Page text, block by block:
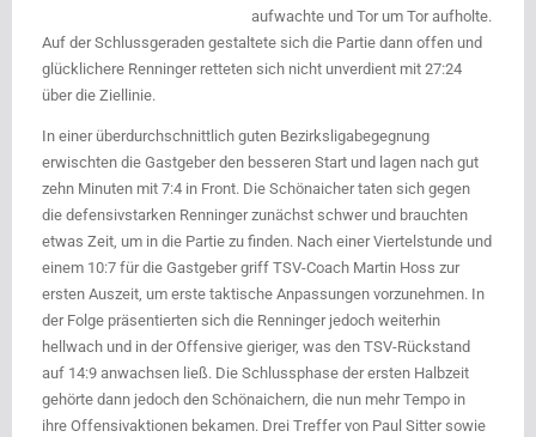
aufwachte und Tor um Tor aufholte.
Auf der Schlussgeraden gestaltete sich die Partie dann offen und
glücklichere Renninger retteten sich nicht unverdient mit 27:24
über die Ziellinie.
In einer überdurchschnittlich guten Bezirksligabegegnung
erwischten die Gastgeber den besseren Start und lagen nach gut
zehn Minuten mit 7:4 in Front. Die Schönaicher taten sich gegen
die defensivstarken Renninger zunächst schwer und brauchten
etwas Zeit, um in die Partie zu finden. Nach einer Viertelstunde und
einem 10:7 für die Gastgeber griff TSV-Coach Martin Hoss zur
ersten Auszeit, um erste taktische Anpassungen vorzunehmen. In
der Folge präsentierten sich die Renninger jedoch weiterhin
hellwach und in der Offensive gieriger, was den TSV-Rückstand
auf 14:9 anwachsen ließ. Die Schlussphase der ersten Halbzeit
gehörte dann jedoch den Schönaichern, die nun mehr Tempo in
ihre Offensivaktionen bekamen. Drei Treffer von Paul Sitter sowie